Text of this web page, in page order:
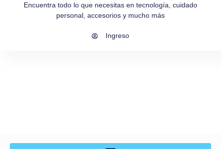
Encuentra todo lo que necesitas en tecnología, cuidado
personal, accesorios y mucho más
Ingreso